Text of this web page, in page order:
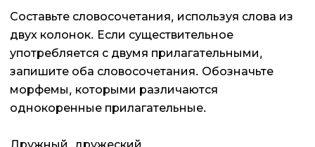
Составьте словосочетания, используя слова из
двух колонок. Если существительное
употребляется с двумя прилагательными,
запишите оба словосочетания. Обозначьте
морфемы, которыми различаются
однокоренные прилагательные.